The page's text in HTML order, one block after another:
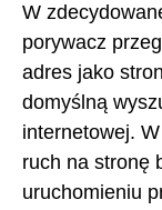
W
porywacz
adres jako
domyślną
internetowej.
ruch na stronę
uruchomieniu